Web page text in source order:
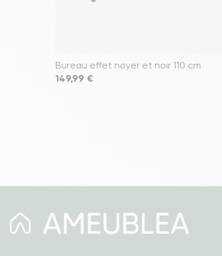
Bureau effet noyer et noir 110 cm
Prix
149,99 €